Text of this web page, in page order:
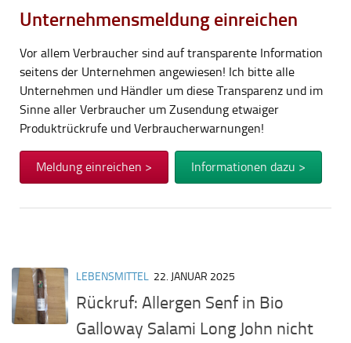
Unternehmensmeldung einreichen
Vor allem Verbraucher sind auf transparente Information
seitens der Unternehmen angewiesen! Ich bitte alle
Unternehmen und Händler um diese Transparenz und im
Sinne aller Verbraucher um Zusendung etwaiger
Produktrückrufe und Verbraucherwarnungen!
Meldung einreichen > Informationen dazu >
LEBENSMITTEL 22. JANUAR 2025
Rückruf: Allergen Senf in Bio
Galloway Salami Long John nicht